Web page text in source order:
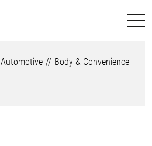
Automotive Body & Convenience